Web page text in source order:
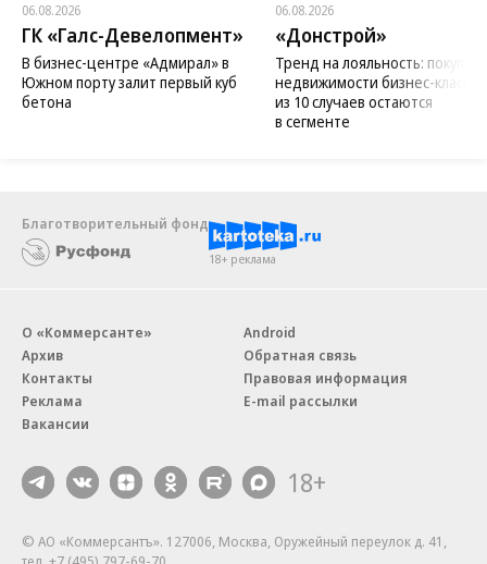
06.08.2026
ГК «Галс-Девелопмент»
В бизнес-центре «Адмирал» в
Южном порту залит первый куб
бетона
06.08.2026
«Донстрой»
Тренд на лояльность:
недвижимости бизнес-класса
из 10 случаев остаются
в сегменте
Благотворительный фонд
18+ реклама
О «Коммерсанте»
Архив
Контакты
Реклама
Вакансии
Android
Обратная связь
Правовая информация
E-mail рассылки
18+
© АО «Коммерсантъ». 127006, Москва, Оружейный переулок д. 41,